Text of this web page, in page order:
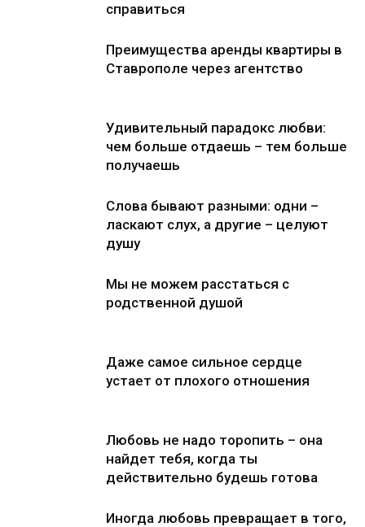
справиться
Преимущества аренды квартиры в
Ставрополе через агентство
Удивительный парадокс любви:
чем больше отдаешь – тем больше
получаешь
Слова бывают разными: одни –
ласкают слух, а другие – целуют
душу
Мы не можем расстаться с
родственной душой
Даже самое сильное сердце
устает от плохого отношения
Любовь не надо торопить – она
найдет тебя, когда ты
действительно будешь готова
Иногда любовь превращает в того,